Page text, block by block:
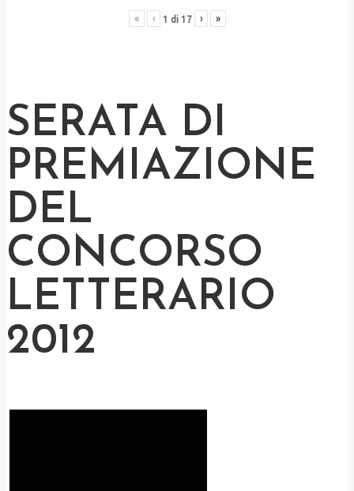
« ‹ 1 di 17 › »
SERATA DI
PREMIAZIONE
DEL
CONCORSO
LETTERARIO
2012